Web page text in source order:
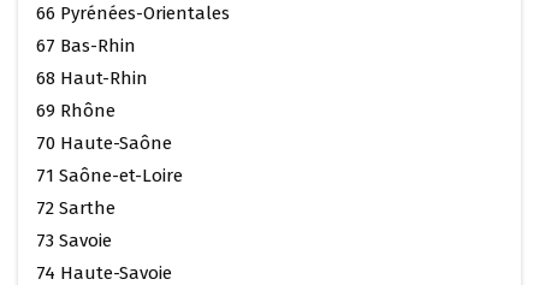
66 Pyrénées-Orientales
67 Bas-Rhin
68 Haut-Rhin
69 Rhône
70 Haute-Saône
71 Saône-et-Loire
72 Sarthe
73 Savoie
74 Haute-Savoie